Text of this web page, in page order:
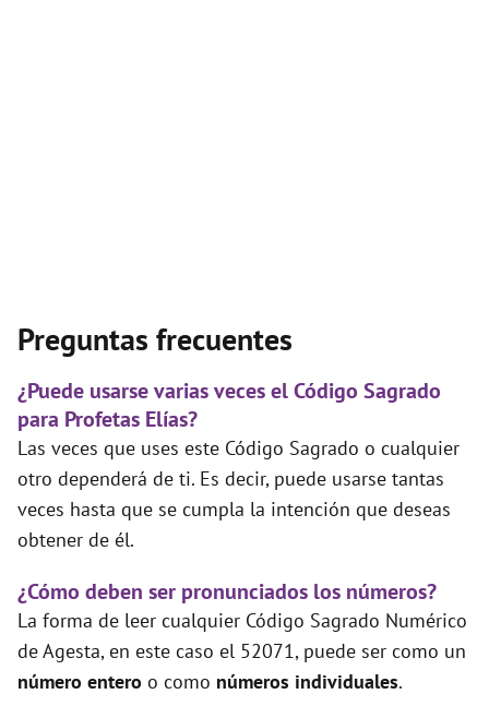
Preguntas frecuentes
¿Puede usarse varias veces el Código Sagrado
para Profetas Elías?
Las veces que uses este Código Sagrado o cualquier
otro dependerá de ti. Es decir, puede usarse tantas
veces hasta que se cumpla la intención que deseas
obtener de él.
¿Cómo deben ser pronunciados los números?
La forma de leer cualquier Código Sagrado Numérico
de Agesta, en este caso el 52071, puede ser como un
número entero o como números individuales.